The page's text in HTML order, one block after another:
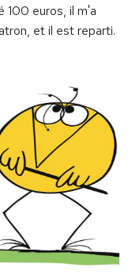
100 euros, il m'a
et il est reparti.